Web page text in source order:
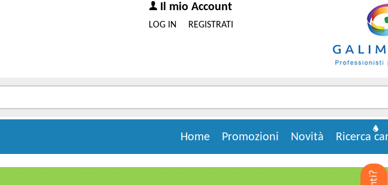
Il mio Account
REGISTRATI
LOG IN
Ricerca
Novità
Promozioni
Home